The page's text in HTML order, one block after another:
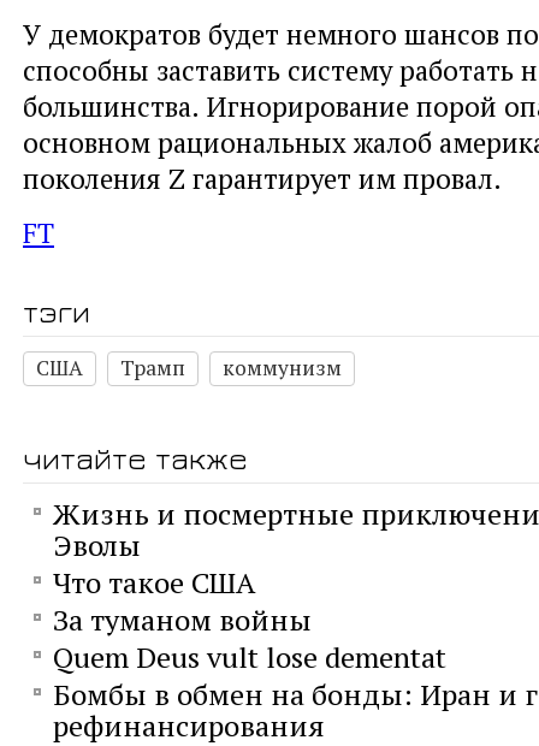
У демократов будет немного шансов
способны заставить систему работать
большинства. Игнорирование порой
основном рациональных жалоб
поколения Z гарантирует им провал.
FT
тэги
США Трамп коммунизм
читайте также
Жизнь и посмертные
Эволы
Что такое США
За туманом войны
Quem Deus vult lose dementat
Бомбы в обмен на бонды: Иран и
рефинансирования